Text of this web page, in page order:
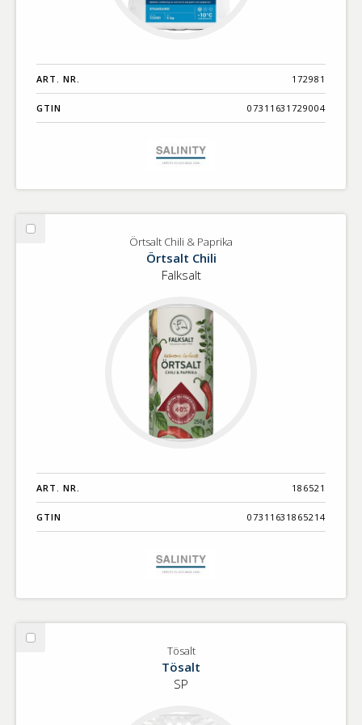
ART. NR. 172981
GTIN 07311631729004
Välj
Örtsalt Chili & Paprika
Örtsalt Chili
Falksalt
ART. NR. 186521
GTIN 07311631865214
Välj
Tösalt
Tösalt
SP